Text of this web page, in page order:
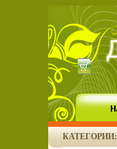
КАТЕГОРИИ: